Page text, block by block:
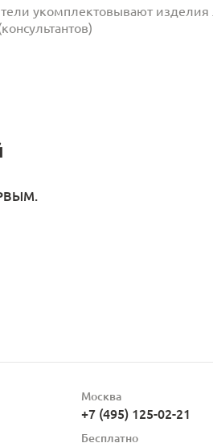
укомплектовывают
Москва
+7 (495) 125-02-21
Бесплатно